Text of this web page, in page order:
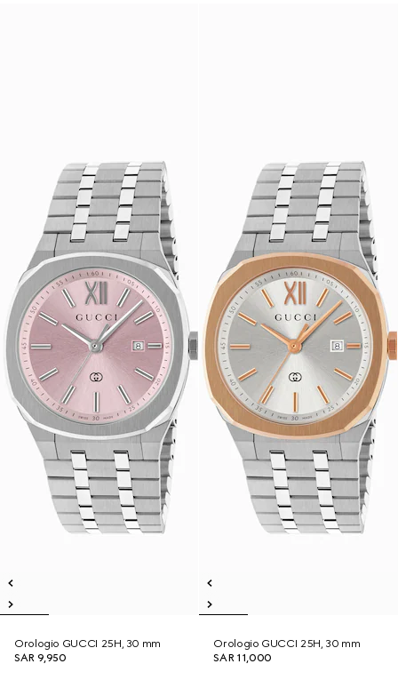
Orologio GUCCI 25H, 30 mm
SAR 9,950
Orologio GUCCI 25H, 30 mm
SAR 11,000